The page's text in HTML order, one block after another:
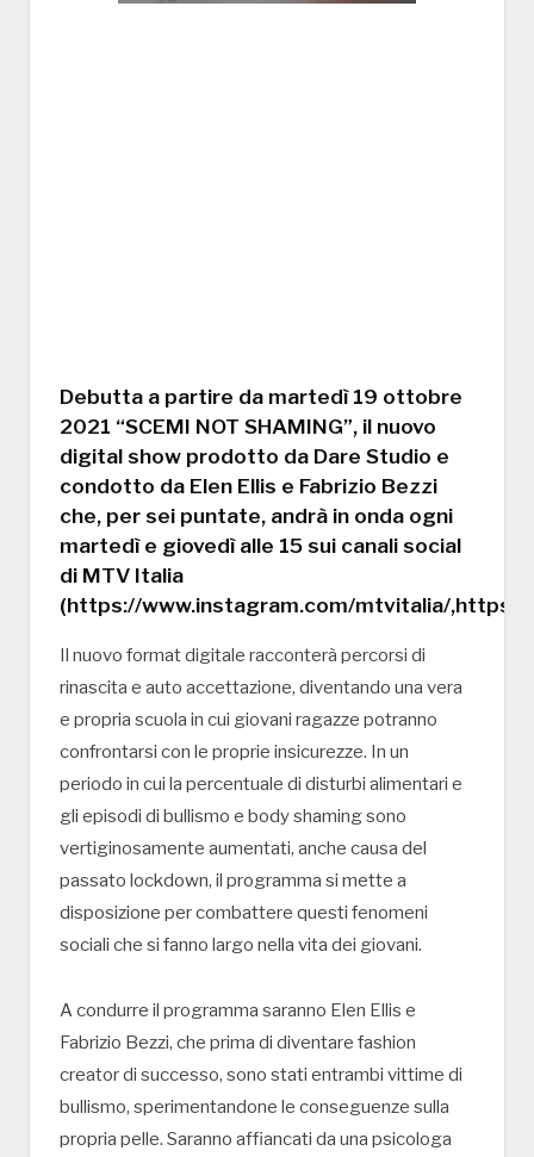
Debutta a partire da martedì 19 ottobre
2021 “SCEMI NOT SHAMING”, il nuovo
digital show prodotto da Dare Studio e
condotto da Elen Ellis e Fabrizio Bezzi
che, per sei puntate, andrà in onda ogni
martedì e giovedì alle 15 sui canali social
di MTV Italia
(https://www.instagram.com/mtvitalia/
Il nuovo format digitale racconterà percorsi di
rinascita e auto accettazione, diventando una vera
e propria scuola in cui giovani ragazze potranno
confrontarsi con le proprie insicurezze. In un
periodo in cui la percentuale di disturbi alimentari e
gli episodi di bullismo e body shaming sono
vertiginosamente aumentati, anche causa del
passato lockdown, il programma si mette a
disposizione per combattere questi fenomeni
sociali che si fanno largo nella vita dei giovani.
A condurre il programma saranno Elen Ellis e
Fabrizio Bezzi, che prima di diventare fashion
creator di successo, sono stati entrambi vittime di
bullismo, sperimentandone le conseguenze sulla
propria pelle. Saranno affiancati da una psicologa